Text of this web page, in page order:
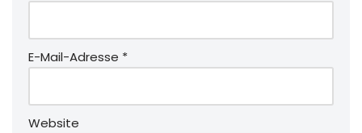
E-Mail-Adresse *
Website